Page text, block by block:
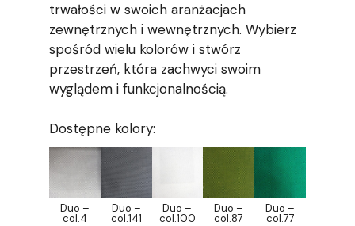
trwałości w swoich aranżacjach
zewnętrznych i wewnętrznych. Wybierz
spośród wielu kolorów i stwórz
przestrzeń, która zachwyci swoim
wyglądem i funkcjonalnością.
Dostępne kolory:
Duo –
col.4
Duo –
col.141
Duo –
col.100
Duo –
col.87
Duo –
col.77